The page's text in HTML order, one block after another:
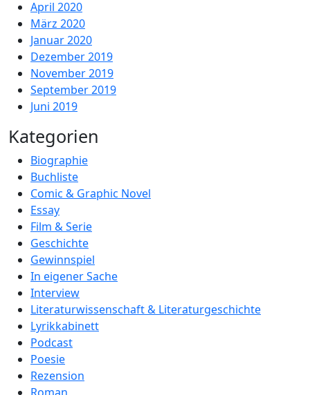
April 2020
März 2020
Januar 2020
Dezember 2019
November 2019
September 2019
Juni 2019
Kategorien
Biographie
Buchliste
Comic & Graphic Novel
Essay
Film & Serie
Geschichte
Gewinnspiel
In eigener Sache
Interview
Literaturwissenschaft & Literaturgeschichte
Lyrikkabinett
Podcast
Poesie
Rezension